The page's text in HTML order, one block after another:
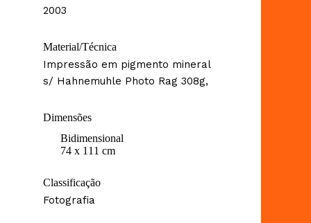
2003
Material/Técnica
Impressão em pigmento mineral
s/ Hahnemuhle Photo Rag 308g,
Dimensões
Bidimensional
74 x 111 cm
Classificação
Fotografia